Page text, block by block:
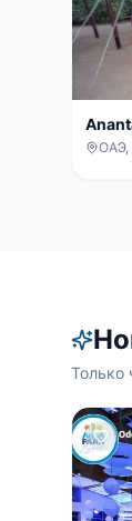
AlОАЭ,
Только